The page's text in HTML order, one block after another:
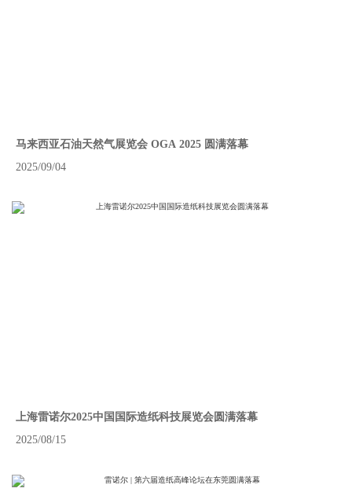
马来西亚石油天然气展览会 OGA 2025 圆满落幕
2025/09/04
上海雷诺尔2025中国国际造纸科技展览会圆满落幕
2025/08/15